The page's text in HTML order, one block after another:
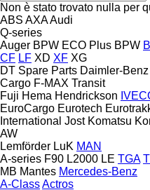
Non è stato trovato nulla per
ABS AXAAudi
Q-series
Auger BPW ECO Plus BPW
CF LF XD XF XG
DT Spare Parts Daimler-Benz
Cargo F-MAX Transit
Fuji Hema Hendrickson
EuroCargo Eurotech
International Jost Komatsu
AW
Lemförder LuK MAN
A-series F90 L2000 LE TGA
MB Mantes Mercedes-Benz
A-ClassActros